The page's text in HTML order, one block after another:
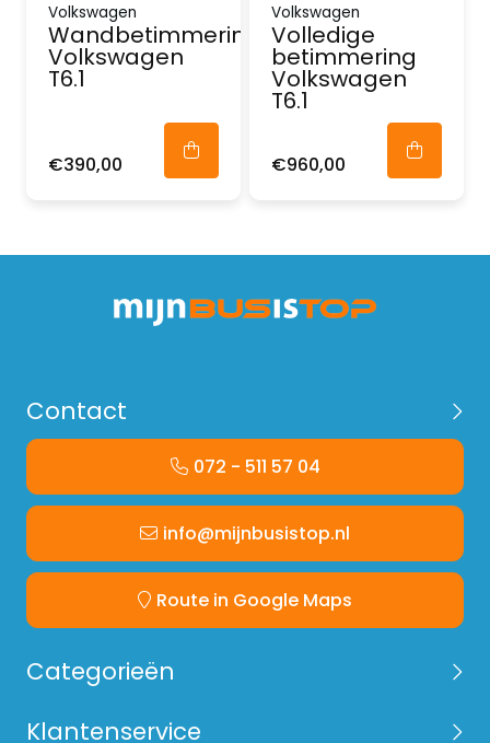
Volkswagen
Wandbetimmering
Volkswagen
T6.1
€390,00
Volkswagen
Volledige
betimmering
Volkswagen
T6.1
€960,00
Contact
072 - 511 57 04
info@mijnbusistop.nl
Route in Google Maps
Categorieën
Klantenservice